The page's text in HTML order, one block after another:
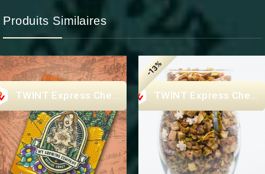
Produits Similaires
Express Checkout
-13%
Express